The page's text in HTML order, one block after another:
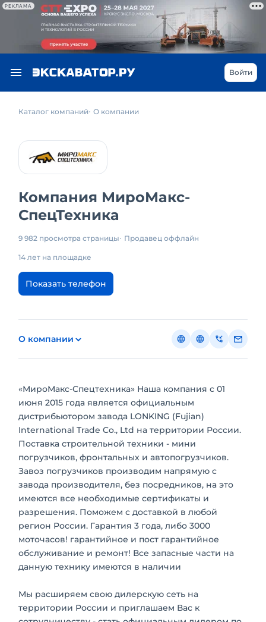
РЕКЛАМА
Войти
Каталог компаний О компании
Компания МироМакс-
СпецТехника
9 982 просмотра страницы Продавец оффлайн
14 лет на площадке
Показать телефон
О компании
«МироМакс-Спецтехника» Наша компания с 01
июня 2015 года является официальным
дистрибьютором завода LONKING (Fujian)
International Trade Co., Ltd на территории России.
Поставка строительной техники - мини
погрузчиков, фронтальных и автопогрузчиков.
Завоз погрузчиков производим напрямую с
завода производителя, без посредников, на это
имеются все необходимые сертификаты и
разрешения. Поможем с доставкой в любой
регион России. Гарантия 3 года, либо 3000
моточасов! гарантийное и пост гарантийное
обслуживание и ремонт! Все запасные части на
данную технику имеются в наличии
Мы расширяем свою дилерскую сеть на
территории России и приглашаем Вас к